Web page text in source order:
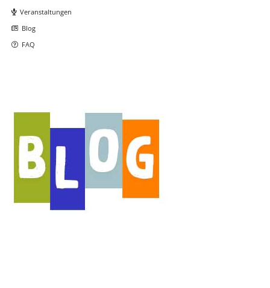
überspringen
Veranstaltungen
Blog
FAQ